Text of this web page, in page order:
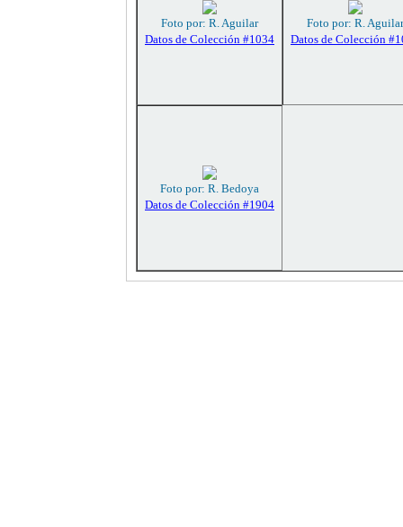
Foto por: R. Aguilar
Datos de Colección #1034
Foto por: R. Aguilar
Datos de Colección
Foto por: R. Bedoya
Datos de Colección #1904